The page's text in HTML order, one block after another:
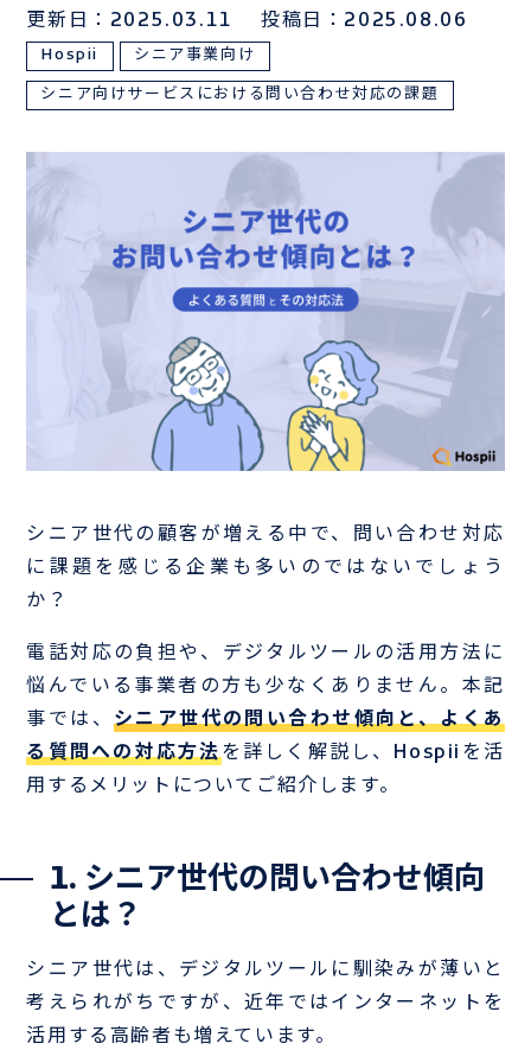
サンプルは
こちら
お電話でのお問い合わせはこちら
TEL 03-3839-0888
更新日：2025.03.11投稿日：2025.08.06
Hospii
シニア事業向け
シニア向けサービスにおける問い合わせ対応の課題
シニア世代の顧客が増える中で、問い合わせ対応
に課題を感じる企業も多いのではないでしょう
か？
電話対応の負担や、デジタルツールの活用方法に
悩んでいる事業者の方も少なくありません。本記
事では、シニア世代の問い合わせ傾向と、よくあ
る質問への対応方法を詳しく解説し、Hospiiを活
用するメリットについてご紹介します。
1. シニア世代の問い合わせ傾向
とは？
シニア世代は、デジタルツールに馴染みが薄いと
考えられがちですが、近年ではインターネットを
活用する高齢者も増えています。